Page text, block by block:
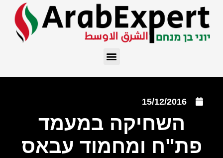
15/12/2016
השחיקה במעמד
פת"ח ומחמוד עבאס